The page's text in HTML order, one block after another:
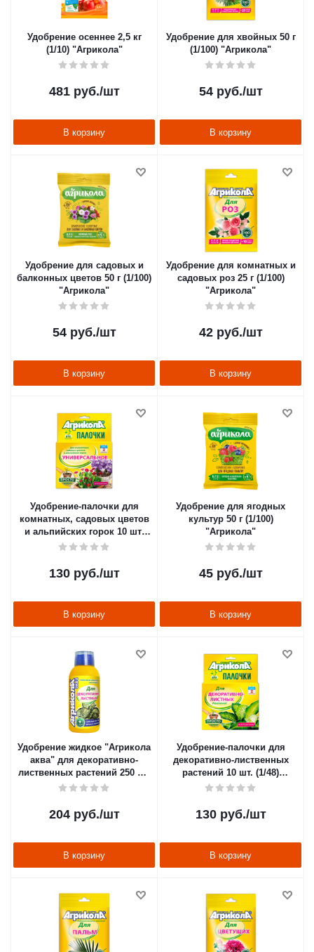
Удобрение осеннее 2,5 кг
(1/10) "Агрикола"
481руб./шт
В корзину
Удобрение для хвойных 50 г
(1/100) "Агрикола"
54руб./шт
В корзину
Удобрение для садовых и
балконных цветов 50 г (1/100)
"Агрикола"
54руб./шт
В корзину
Удобрение для комнатных и
садовых роз 25 г (1/100)
"Агрикола"
42руб./шт
В корзину
Удобрение-палочки для
комнатных, садовых цветов
и альпийских горок 10 шт.
(1/48) "Агрикола"
130руб./шт
В корзину
Удобрение для ягодных
культур 50 г (1/100)
"Агрикола"
45руб./шт
В корзину
Удобрение жидкое "Агрикола
аква" для декоративно-
лиственных растений 250 мл
(1/5/25)
204руб./шт
В корзину
Удобрение-палочки для
декоративно-лиственных
растений 10 шт. (1/48)
"Агрикола"
130руб./шт
В корзину